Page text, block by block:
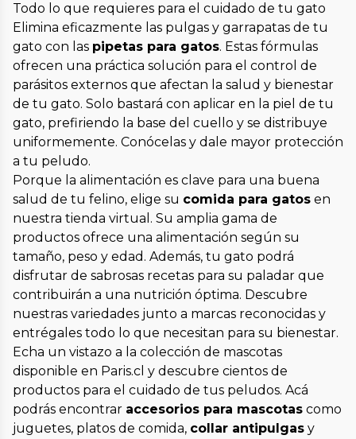
Todo lo que requieres para el cuidado de tu gato
Elimina eficazmente las pulgas y garrapatas de tu
gato con las pipetas para gatos. Estas fórmulas
ofrecen una práctica solución para el control de
parásitos externos que afectan la salud y bienestar
de tu gato. Solo bastará con aplicar en la piel de tu
gato, prefiriendo la base del cuello y se distribuye
uniformemente. Conócelas y dale mayor protección
a tu peludo.
Porque la alimentación es clave para una buena
salud de tu felino, elige su comida para gatos en
nuestra tienda virtual. Su amplia gama de
productos ofrece una alimentación según su
tamaño, peso y edad. Además, tu gato podrá
disfrutar de sabrosas recetas para su paladar que
contribuirán a una nutrición óptima. Descubre
nuestras variedades junto a marcas reconocidas y
entrégales todo lo que necesitan para su bienestar.
Echa un vistazo a la colección de mascotas
disponible en Paris.cl y descubre cientos de
productos para el cuidado de tus peludos. Acá
podrás encontrar accesorios para mascotas como
juguetes, platos de comida, collar antipulgas y